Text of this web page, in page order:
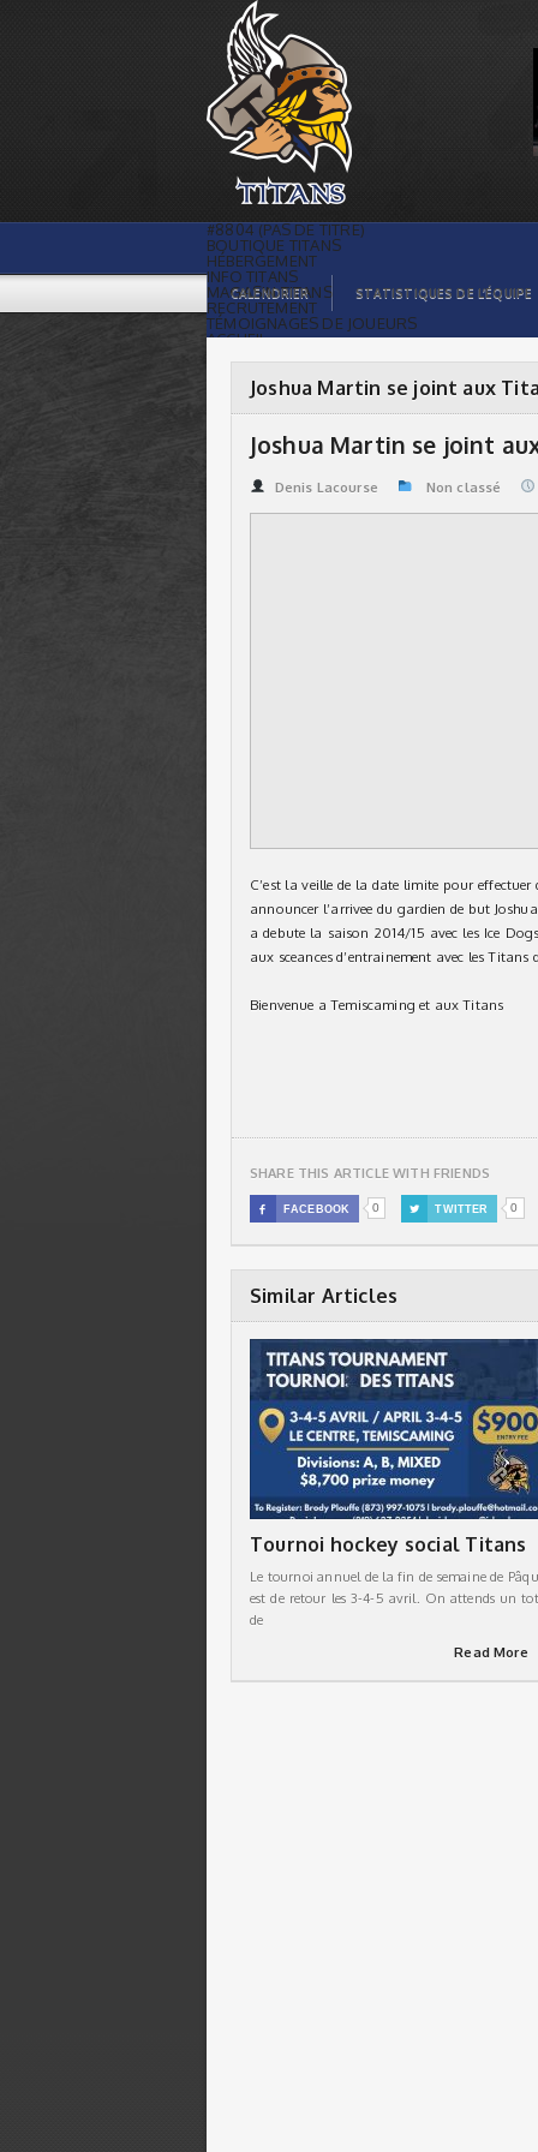
Joshua Martin se joint aux Titans |
Titans de témiscaming
#8804 (PAS DE TITRE)
BOUTIQUE TITANS
HÉBERGEMENT
INFO TITANS
MAGASIN TITANS
RECRUTEMENT
TÉMOIGNAGES DE JOUEURS
ACCUEIL
GALERIE PHOTOS
STATISTIQUES
ORGANISATION
CALENDRIER
GALERIE VIDÉOS
COMMANDITAIRES
STATISTIQUES DE LA LIGUE
CALENDRIER STATISTIQUES DE L’ÉQUIPE
Joshua Martin se joint aux
Joshua Martin se joint
Denis Lacourse Non classé
C’est la veille de la date limite pour
announcer l’arrivee du gardien de but
a debute la saison 2014/15 avec les Ice
aux sceances d’entrainement avec les Titans
Bienvenue a Temiscaming et aux Titans
SHARE THIS ARTICLE WITH FRIENDS
 FACEBOOK 0  TWITTER 0
Similar Articles
Tournoi hockey social Titans
Le tournoi annuel de la fin de semaine de
est de retour les 3-4-5 avril. On attends un
de
Read More